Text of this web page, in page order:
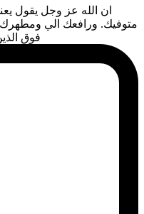
ان الله عز وجل يقول
متوفيك. ورافعك الي ومطهرك
فوق